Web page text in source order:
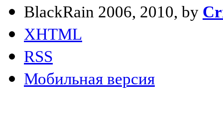
BlackRain 2006, 2010, by
XHTML
RSS
Мобильная версия